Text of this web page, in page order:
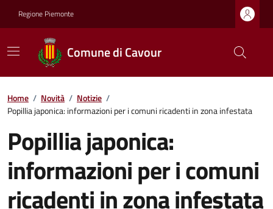
Regione Piemonte
Comune di Cavour
Home / Novità / Notizie /
Popillia japonica: informazioni per i comuni ricadenti in zona infestata
Popillia japonica:
informazioni per i comuni
ricadenti in zona infestata